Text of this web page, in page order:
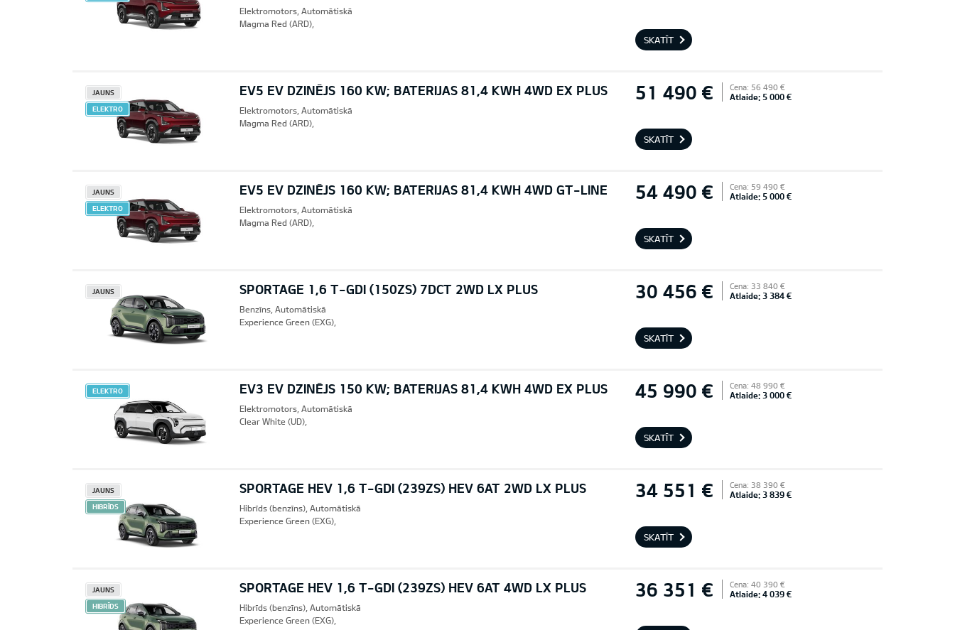
Elektromotors, Automātiskā
Magma Red (ARD),
SKATĪT
EV5 EV DZINĒJS 160 KW; BATERIJAS 81,4 KWH 4WD EX PLUS 51 490 € Cena: 56 490 €
Atlaide: 5 000 €
JAUNS
ELEKTRO
Elektromotors, Automātiskā
Magma Red (ARD),
SKATĪT
EV5 EV DZINĒJS 160 KW; BATERIJAS 81,4 KWH 4WD GT-LINE 54 490 € Cena: 59 490 €
Atlaide: 5 000 €
JAUNS
ELEKTRO
Elektromotors, Automātiskā
Magma Red (ARD),
SKATĪT
SPORTAGE 1,6 T-GDI (150ZS) 7DCT 2WD LX PLUS 30 456 € Cena: 33 840 €
Atlaide: 3 384 €
JAUNS
Benzīns, Automātiskā
Experience Green (EXG),
SKATĪT
EV3 EV DZINĒJS 150 KW; BATERIJAS 81,4 KWH 4WD EX PLUS 45 990 € Cena: 48 990 €
Atlaide: 3 000 €
ELEKTRO
Elektromotors, Automātiskā
Clear White (UD),
SKATĪT
SPORTAGE HEV 1,6 T-GDI (239ZS) HEV 6AT 2WD LX PLUS 34 551 € Cena: 38 390 €
Atlaide: 3 839 €
JAUNS
HIBRĪDS
Hibrīds (benzīns), Automātiskā
Experience Green (EXG),
SKATĪT
SPORTAGE HEV 1,6 T-GDI (239ZS) HEV 6AT 4WD LX PLUS 36 351 € Cena: 40 390 €
Atlaide: 4 039 €
JAUNS
HIBRĪDS
Hibrīds (benzīns), Automātiskā
Experience Green (EXG),